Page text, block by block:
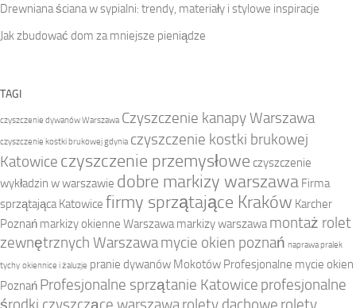
Drewniana ściana w sypialni: trendy, materiały i stylowe inspiracje
Jak zbudować dom za mniejsze pieniądze
TAGI
czyszczenie dywanów Warszawa Czyszczenie kanapy Warszawa
czyszczenie kostki brukowej gdynia czyszczenie kostki brukowej
Katowice czyszczenie przemysłowe czyszczenie
wykładzin w warszawie dobre markizy warszawa Firma
sprzątająca Katowice firmy sprzątające Kraków Karcher
Poznań markizy okienne Warszawa markizy warszawa montaż rolet
zewnętrznych Warszawamycie okien poznań naprawa pralek
tychy okiennice i żaluzje pranie dywanów Mokotów Profesjonalne mycie okien
Poznań Profesjonalne sprzątanie Katowice profesjonalne
środki czyszczące warszawa rolety dachowe rolety